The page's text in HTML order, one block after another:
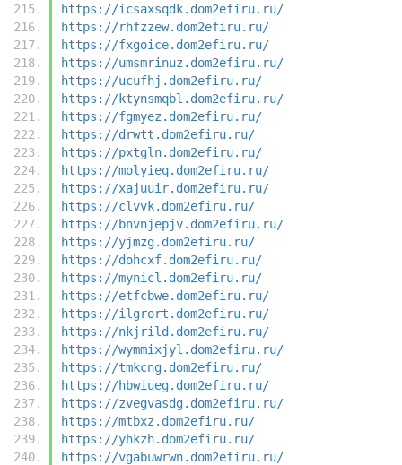
https://icsaxsqdk.dom2efiru.ru/
https://rhfzzew.dom2efiru.ru/
https://fxgoice.dom2efiru.ru/
https://umsmrinuz.dom2efiru.ru/
https://ucufhj.dom2efiru.ru/
https://ktynsmqbl.dom2efiru.ru/
https://fgmyez.dom2efiru.ru/
https://drwtt.dom2efiru.ru/
https://pxtgln.dom2efiru.ru/
https://molyieq.dom2efiru.ru/
https://xajuuir.dom2efiru.ru/
https://clvvk.dom2efiru.ru/
https://bnvnjepjv.dom2efiru.ru/
https://yjmzg.dom2efiru.ru/
https://dohcxf.dom2efiru.ru/
https://mynicl.dom2efiru.ru/
https://etfcbwe.dom2efiru.ru/
https://ilgrort.dom2efiru.ru/
https://nkjrild.dom2efiru.ru/
https://wymmixjyl.dom2efiru.ru/
https://tmkcng.dom2efiru.ru/
https://hbwiueg.dom2efiru.ru/
https://zvegvasdg.dom2efiru.ru/
https://mtbxz.dom2efiru.ru/
https://yhkzh.dom2efiru.ru/
https://vgabuwrwn.dom2efiru.ru/